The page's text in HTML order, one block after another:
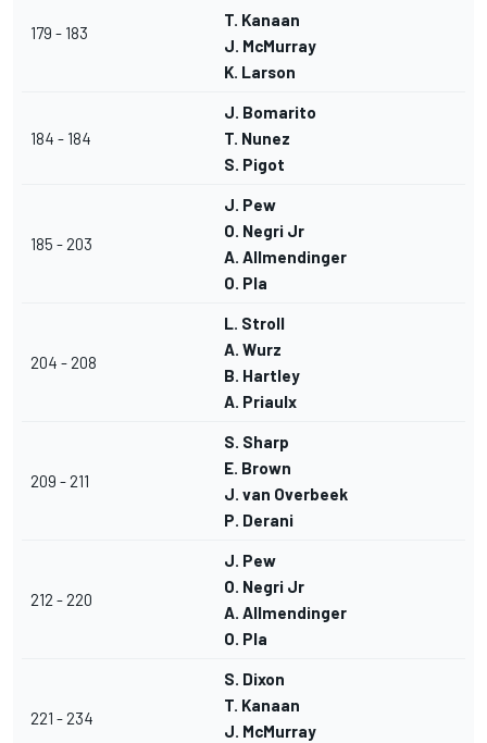
179 - 183
T. Kanaan
J. McMurray
K. Larson
184 - 184
J. Bomarito
T. Nunez
S. Pigot
185 - 203
J. Pew
O. Negri Jr
A. Allmendinger
O. Pla
204 - 208
L. Stroll
A. Wurz
B. Hartley
A. Priaulx
209 - 211
S. Sharp
E. Brown
J. van Overbeek
P. Derani
212 - 220
J. Pew
O. Negri Jr
A. Allmendinger
O. Pla
221 - 234
S. Dixon
T. Kanaan
J. McMurray